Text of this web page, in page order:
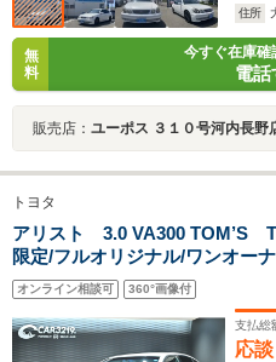
住所
無
料
今すぐ在庫確
電話
販売店： ユーポス ３１０号河内長野
トヨタ
アリスト 3.0 VA300 TOM’S
限定/フルオリジナル/ワンオー
ト/TOM'S Advoxサスペンショ
イール/TOM'S 280kmメーター/
クルコン/ETC/電動レザーシート
オンライン相談可 360°画像付
支払総
応談